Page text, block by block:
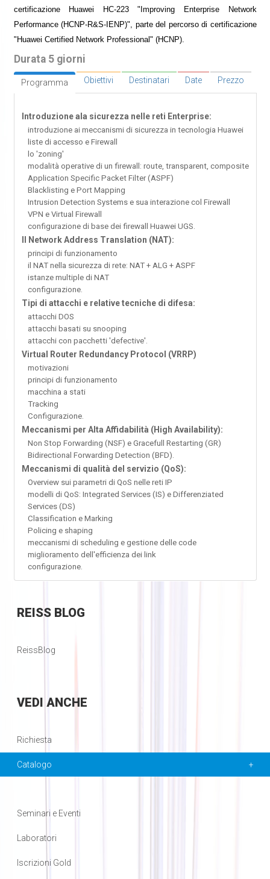
certificazione Huawei HC-223 "Improving Enterprise Network
Performance (HCNP-R&S-IENP)", parte del percorso di certificazione
"Huawei Certified Network Professional" (HCNP).
Durata 5 giorni
Programma Obiettivi Destinatari Date Prezzo
Introduzione ala sicurezza nelle reti Enterprise:
introduzione ai meccanismi di sicurezza in tecnologia Huawei
liste di accesso e Firewall
lo 'zoning'
modalità operative di un firewall: route, transparent, composite
Application Specific Packet Filter (ASPF)
Blacklisting e Port Mapping
Intrusion Detection Systems e sua interazione col Firewall
VPN e Virtual Firewall
configurazione di base dei firewall Huawei UGS.
Il Network Address Translation (NAT):
principi di funzionamento
il NAT nella sicurezza di rete: NAT + ALG + ASPF
istanze multiple di NAT
configurazione.
Tipi di attacchi e relative tecniche di difesa:
attacchi DOS
attacchi basati su snooping
attacchi con pacchetti 'defective'.
Virtual Router Redundancy Protocol (VRRP)
motivazioni
principi di funzionamento
macchina a stati
Tracking
Configurazione.
Meccanismi per Alta Affidabilità (High Availability):
Non Stop Forwarding (NSF) e Gracefull Restarting (GR)
Bidirectional Forwarding Detection (BFD).
Meccanismi di qualità del servizio (QoS):
Overview sui parametri di QoS nelle reti IP
modelli di QoS: Integrated Services (IS) e Differenziated
Services (DS)
Classification e Marking
Policing e shaping
meccanismi di scheduling e gestione delle code
miglioramento dell'efficienza dei link
configurazione.
REISSBLOG
ReissBlog
VEDI ANCHE
Richiesta
Catalogo
Seminari e Eventi
Laboratori
Iscrizioni Gold